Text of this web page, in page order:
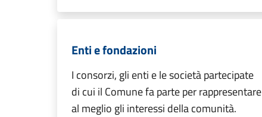
Enti e fondazioni
I consorzi, gli enti e le società partecipate
di cui il Comune fa parte per rappresentare
al meglio gli interessi della comunità.